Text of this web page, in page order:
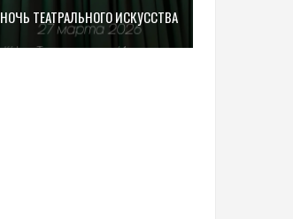
НОЧЬ ТЕАТРАЛЬНОГО ИСКУССТВА